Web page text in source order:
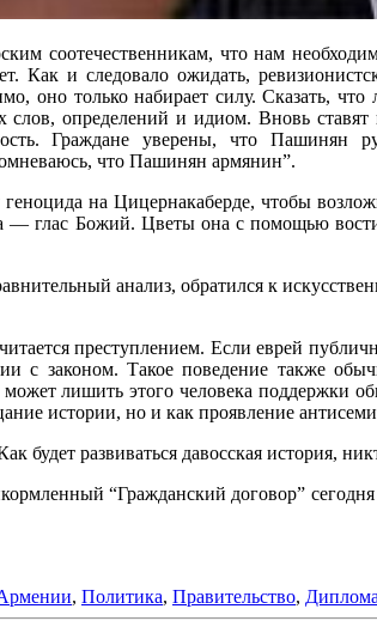
соотечественникам, что нам
и следовало ожидать,
только набирает силу. Сказать,
определений и идиом. Вновь ставят
Граждане уверены, что Пашинян
что Пашинян армянин”.
на Цицернакаберде, чтобы
глас Божий. Цветы она с помощью
анализ, обратился к
преступлением. Если еврей
с законом. Такое поведение также
лишить этого человека поддержки
истории, но и как проявление
развиваться давосская история,
“Гражданский договор”
, Политика, Правительство,